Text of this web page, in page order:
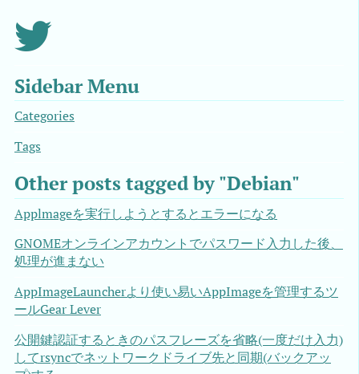
Sidebar Menu
Categories
Tags
Other posts tagged by "Debian"
Applmageを実行しようとするとエラーになる
GNOMEオンラインアカウントでパスワード入力した後、
処理が進まない
AppImageLauncherより使い易いAppImageを管理するツ
ールGear Lever
公開鍵認証するときのパスフレーズを省略(一度だけ入力)
してrsyncでネットワークドライブ先と同期(バックアッ